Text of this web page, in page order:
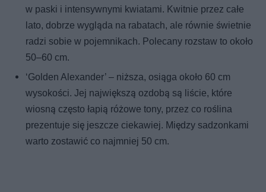
w paski i intensywnymi kwiatami. Kwitnie przez całe
lato, dobrze wygląda na rabatach, ale równie świetnie
radzi sobie w pojemnikach. Polecany rozstaw to około
50–60 cm.
‘Golden Alexander’ – niższa, osiąga około 60 cm
wysokości. Jej największą ozdobą są liście, które
wiosną często łapią różowe tony, przez co roślina
prezentuje się jeszcze ciekawiej. Między sadzonkami
warto zostawić co najmniej 50 cm.